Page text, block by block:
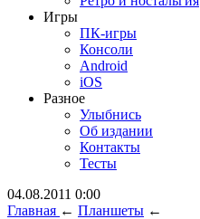
Игры
ПК-игры
Консоли
Android
iOS
Разное
Улыбнись
Об издании
Контакты
Тесты
04.08.2011 0:00
Главная ← Планшеты ←